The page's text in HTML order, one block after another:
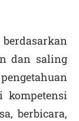
dan saling
kompetensi
berbicara,